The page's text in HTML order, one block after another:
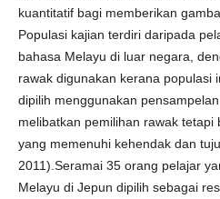
kuantitatif bagi memberikan
Populasi kajian terdiri daripada
bahasa Melayu di luar negara,
rawak digunakan kerana populasi
dipilih menggunakan
melibatkan pemilihan rawak
yang memenuhi kehendak dan
2011).Seramai 35 orang pelajar
Melayu di Jepun dipilih sebagai